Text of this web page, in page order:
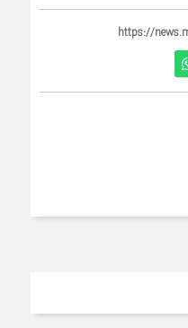
https://